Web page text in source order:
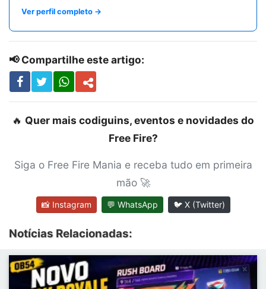
Ver perfil completo →
📢 Compartilhe este artigo:
🔥 Quer mais codiguins, eventos e novidades do
Free Fire?
Siga o Free Fire Mania e receba tudo em primeira
mão 🚀
📸 Instagram 💬 WhatsApp 🐦 X (Twitter)
Notícias Relacionadas: